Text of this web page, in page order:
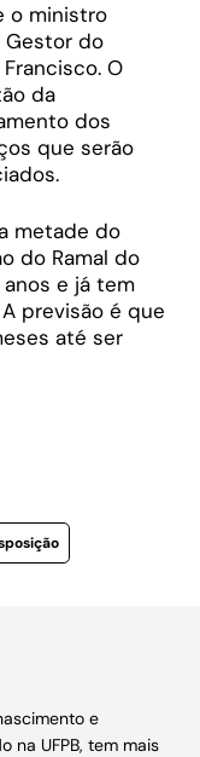
o ministro
Gestor do
O
da
dos
que serão
metade do
do Ramal do
e já tem
previsão é que
até ser
e
na UFPB, tem mais